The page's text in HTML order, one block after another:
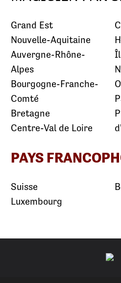
Grand Est
Nouvelle-Aquitaine
Auvergne-Rhône-
Alpes
Bourgogne-Franche-
Comté
Bretagne
Centre-Val de Loire
PAYS
Suisse
Luxembourg